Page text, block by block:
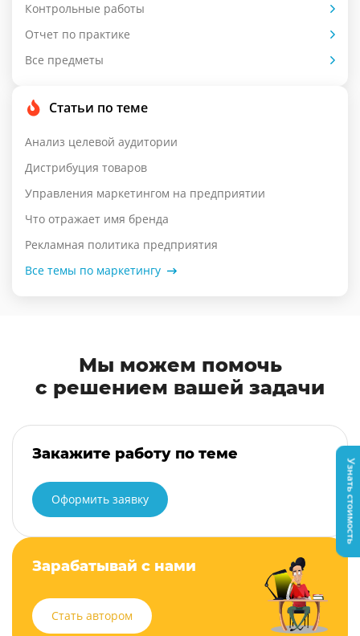
Контрольные работы
Отчет по практике
Все предметы
Статьи по теме
Анализ целевой аудитории
Дистрибуция товаров
Управления маркетингом на предприятии
Что отражает имя бренда
Рекламная политика предприятия
Все темы по маркетингу
Мы можем помочь
с решением вашей задачи
Закажите работу по теме
Оформить заявку
Зарабатывай с нами
Стать автором
Узнать стоимость